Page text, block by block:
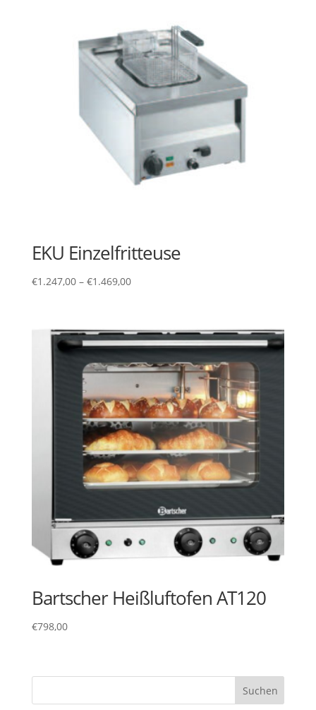
EKU Einzelfritteuse
€1.247,00– €1.469,00
Bartscher Heißluftofen AT120
€798,00